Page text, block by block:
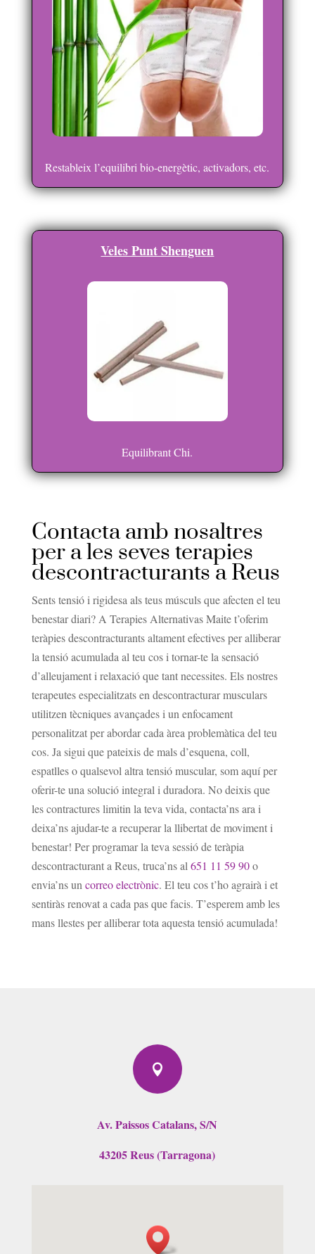
Restableix l’equilibri bio-energètic, activadors, etc.
Veles Punt Shenguen
Equilibrant Chi.
Contacta amb nosaltres
per a les seves terapies
descontracturants a Reus
Sents tensió i rigidesa als teus músculs que afecten el teu
benestar diari? A Terapies Alternativas Maite t’oferim
teràpies descontracturants altament efectives per alliberar
la tensió acumulada al teu cos i tornar-te la sensació
d’alleujament i relaxació que tant necessites. Els nostres
terapeutes especialitzats en descontracturar musculars
utilitzen tècniques avançades i un enfocament
personalitzat per abordar cada àrea problemàtica del teu
cos. Ja sigui que pateixis de mals d’esquena, coll,
espatlles o qualsevol altra tensió muscular, som aquí per
oferir-te una solució integral i duradora. No deixis que
les contractures limitin la teva vida, contacta’ns ara i
deixa’ns ajudar-te a recuperar la llibertat de moviment i
benestar! Per programar la teva sessió de teràpia
descontracturant a Reus, truca’ns al 651 11 59 90o
envia’ns un correo electrònic. El teu cos t’ho agrairà i et
sentiràs renovat a cada pas que facis. T’esperem amb les
mans llestes per alliberar tota aquesta tensió acumulada!

Av. Paissos Catalans, S/N
43205 Reus (Tarragona)